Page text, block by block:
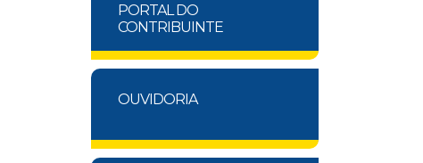
PORTAL DO
CONTRIBUINTE
OUVIDORIA